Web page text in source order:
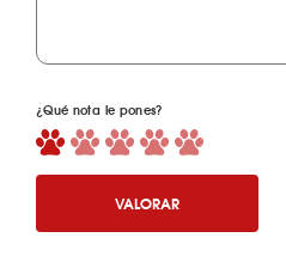
¿Qué nota le pones?
VALORAR